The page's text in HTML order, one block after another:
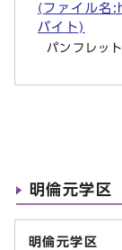
(ファイル
バイト)
パンフレッ
明倫元学区
明倫元学区